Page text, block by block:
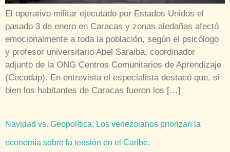
El operativo militar ejecutado por Estados Unidos el
pasado 3 de enero en Caracas y zonas aledañas afectó
emocionalmente a toda la población, según el psicólogo
y profesor universitario Abel Saraiba, coordinador
adjunto de la ONG Centros Comunitarios de Aprendizaje
(Cecodap). En entrevista el especialista destacó que, si
bien los habitantes de Caracas fueron los […]
Navidad vs. Geopolítica: Los venezolanos priorizan la
economía sobre la tensión en el Caribe.